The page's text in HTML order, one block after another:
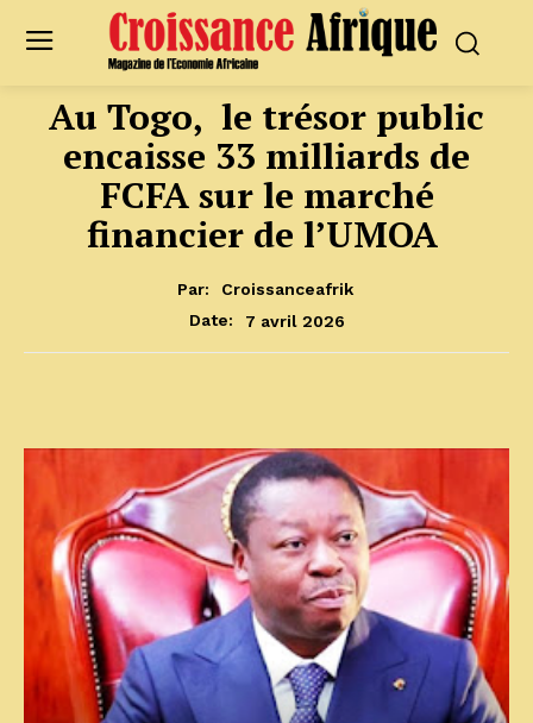
Au Togo, le trésor public
encaisse 33 milliards de
FCFA sur le marché
financier de l’UMOA
Par:
Croissanceafrik
Date:
7 avril 2026